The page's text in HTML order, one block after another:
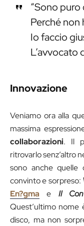
“Sono
Perché non
Io faccio
L’avvocato
Innovazione
Veniamo ora alla
massima
collaborazioni. Il
ritrovarlo senz’altro
sono anche
convinto e sorpreso:
En?gma e Il
Quest’ultimo nome
disco, ma non